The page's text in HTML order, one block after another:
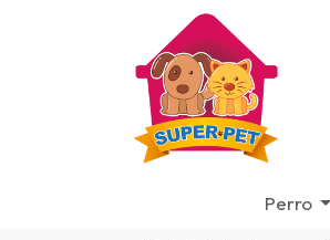
Perro